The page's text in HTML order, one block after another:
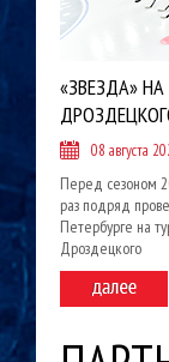
«ЗВЕЗДА»
08 августа
Перед сезоном
раз подряд
Петербурге на
Дроздецкого